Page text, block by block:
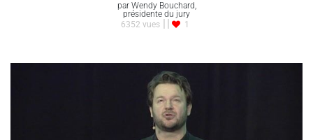
par Wendy Bouchard,
présidente du jury
6352 vues
1